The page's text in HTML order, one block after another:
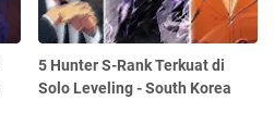
5 Hunter S-Rank Terkuat di
Solo Leveling - South Korea